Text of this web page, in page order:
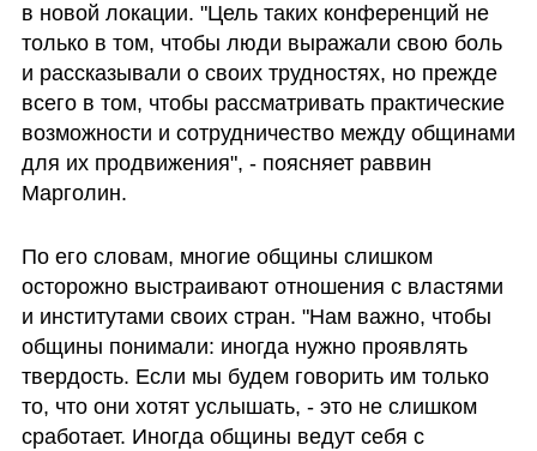
в новой локации. "Цель таких конференций не
только в том, чтобы люди выражали свою боль
и рассказывали о своих трудностях, но прежде
всего в том, чтобы рассматривать практические
возможности и сотрудничество между общинами
для их продвижения", - поясняет раввин
Марголин.
По его словам, многие общины слишком
осторожно выстраивают отношения с властями
и институтами своих стран. "Нам важно, чтобы
общины понимали: иногда нужно проявлять
твердость. Если мы будем говорить им только
то, что они хотят услышать, - это не слишком
сработает. Иногда общины ведут себя с